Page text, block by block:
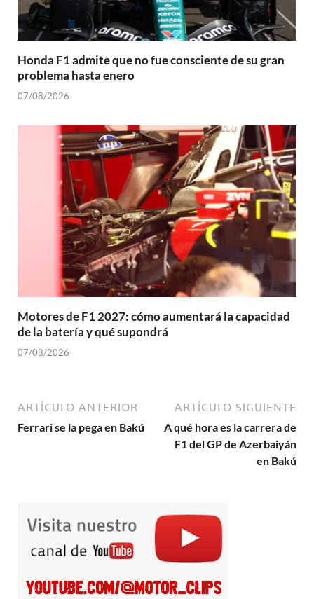
Honda F1 admite que no fue consciente de su gran
problema hasta enero
07/08/2026
Motores de F1 2027: cómo aumentará la capacidad
de la batería y qué supondrá
07/08/2026
ARTÍCULO ANTERIOR
Ferrari se la pega en Bakú
ARTÍCULO SIGUIENTE
A qué hora es la carrera de
F1 del GP de Azerbaiyán
en Bakú